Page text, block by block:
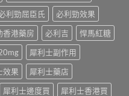
利勁屈臣氏
必利勁效果
香港藥房 必利吉
悍馬紅糖
犀利士副作用
效果
犀利士藥店
犀利士邊度買
犀利士香港買